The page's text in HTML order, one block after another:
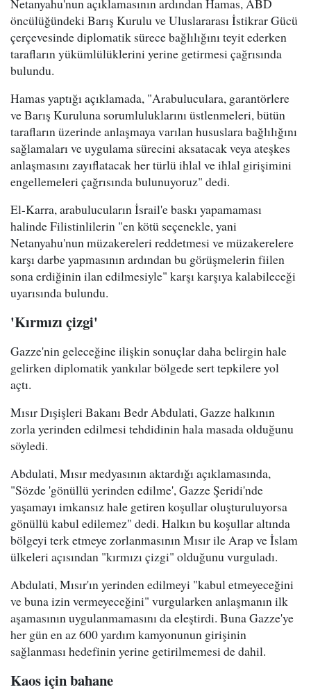
Netanyahu'nun açıklamasının ardından Hamas, ABD
öncülüğündeki Barış Kurulu ve Uluslararası İstikrar Gücü
çerçevesinde diplomatik sürece bağlılığını teyit ederken
tarafların yükümlülüklerini yerine getirmesi çağrısında
bulundu.
Hamas yaptığı açıklamada, "Arabuluculara, garantörlere
ve Barış Kuruluna sorumluluklarını üstlenmeleri, bütün
tarafların üzerinde anlaşmaya varılan hususlara bağlılığını
sağlamaları ve uygulama sürecini aksatacak veya ateşkes
anlaşmasını zayıflatacak her türlü ihlal ve ihlal girişimini
engellemeleri çağrısında bulunuyoruz" dedi.
El-Karra, arabulucuların İsrail'e baskı yapamaması
halinde Filistinlilerin "en kötü seçenekle, yani
Netanyahu'nun müzakereleri reddetmesi ve müzakerelere
karşı darbe yapmasının ardından bu görüşmelerin fiilen
sona erdiğinin ilan edilmesiyle" karşı karşıya kalabileceği
uyarısında bulundu.
'Kırmızı çizgi'
Gazze'nin geleceğine ilişkin sonuçlar daha belirgin hale
gelirken diplomatik yankılar bölgede sert tepkilere yol
açtı.
Mısır Dışişleri Bakanı Bedr Abdulati, Gazze halkının
zorla yerinden edilmesi tehdidinin hala masada olduğunu
söyledi.
Abdulati, Mısır medyasının aktardığı açıklamasında,
"Sözde 'gönüllü yerinden edilme', Gazze Şeridi'nde
yaşamayı imkansız hale getiren koşullar oluşturuluyorsa
gönüllü kabul edilemez" dedi. Halkın bu koşullar altında
bölgeyi terk etmeye zorlanmasının Mısır ile Arap ve İslam
ülkeleri açısından "kırmızı çizgi" olduğunu vurguladı.
Abdulati, Mısır'ın yerinden edilmeyi "kabul etmeyeceğini
ve buna izin vermeyeceğini" vurgularken anlaşmanın ilk
aşamasının uygulanmamasını da eleştirdi. Buna Gazze'ye
her gün en az 600 yardım kamyonunun girişinin
sağlanması hedefinin yerine getirilmemesi de dahil.
Kaos için bahane